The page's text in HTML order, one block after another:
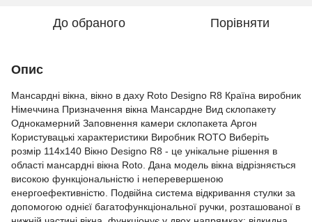
До обраного Порівняти
Опис
Мансардні вікна, вікно в даху Roto Designo R8 Країна виробник
Німеччина Призначення вікна Мансардне Вид склопакету
Однокамерний Заповнення камери склопакета Аргон
Користувацькі характеристики Виробник ROTO Виберіть
розмір 114х140 Вікно Designo R8 - це унікальне рішення в
області мансардні вікна Roto. Дана модель вікна відрізняється
високою функціональністю і неперевершеною
енергоефективністю. Подвійна система відкривання стулки за
допомогою однієї багатофункціональної ручки, розташованої в